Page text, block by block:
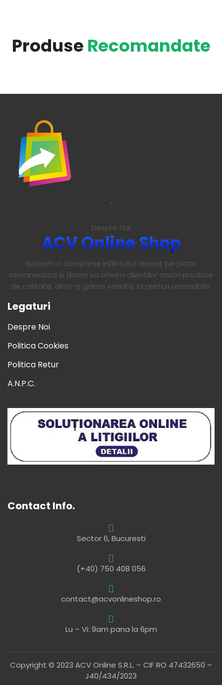
Produse Recomandate
.
Despre Noi
ACV Online Shop
Suntem o companie infiintata recent pe piata
romaneasca si dorim sa oferim clientilor nostri produse
de calitate, dintr-o gama variata, la preturi rezonabile.
Legaturi
Despre Noi
Politica Cookies
Politica Retur
A.N.P.C.
Contact Info.
Sector 6, Bucuresti
(+40) 750 408 056
contact@acvonlineshop.ro
Lu – Vi: 9am pana la 6pm
Copyright © 2023 ACV Online S.R.L. – CIF RO 47432650 –
J40/434/2023